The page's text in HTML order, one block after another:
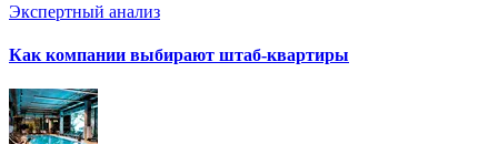
Экспертный анализ
Как компании выбирают штаб-квартиры